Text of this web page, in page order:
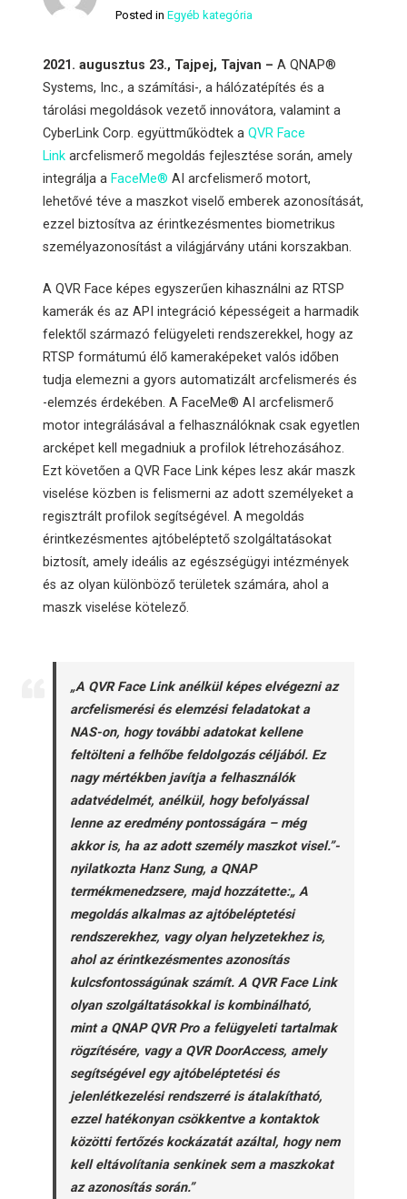
Posted inEgyéb kategória
2021. augusztus 23., Tajpej, Tajvan – A QNAP®
Systems, Inc., a számítási-, a hálózatépítés és a
tárolási megoldások vezető innovátora, valamint a
CyberLink Corp. együttműködtek aQVR Face
Link arcfelismerő megoldás fejlesztése során, amely
integrálja a FaceMe® AI arcfelismerő motort,
lehetővé téve a maszkot viselő emberek azonosítását,
ezzel biztosítva az érintkezésmentes biometrikus
személyazonosítást a világjárvány utáni korszakban.
A QVR Face képes egyszerűen kihasználni az RTSP
kamerák és az API integráció képességeit a harmadik
felektől származó felügyeleti rendszerekkel, hogy az
RTSP formátumú élő kameraképeket valós időben
tudja elemezni a gyors automatizált arcfelismerés és
-elemzés érdekében. A FaceMe® AI arcfelismerő
motor integrálásával a felhasználóknak csak egyetlen
arcképet kell megadniuk a profilok létrehozásához.
Ezt követően a QVR Face Link képes lesz akár maszk
viselése közben is felismerni az adott személyeket a
regisztrált profilok segítségével. A megoldás
érintkezésmentes ajtóbeléptető szolgáltatásokat
biztosít, amely ideális az egészségügyi intézmények
és az olyan különböző területek számára, ahol a
maszk viselése kötelező.
„A QVR Face Link anélkül képes elvégezni az
arcfelismerési és elemzési feladatokat a
NAS-on, hogy további adatokat kellene
feltölteni a felhőbe feldolgozás céljából. Ez
nagy mértékben javítja a felhasználók
adatvédelmét, anélkül, hogy befolyással
lenne az eredmény pontosságára – még
akkor is, ha az adott személy maszkot visel.”-
nyilatkozta Hanz Sung, a QNAP
termékmenedzsere, majd hozzátette:„ A
megoldás alkalmas az ajtóbeléptetési
rendszerekhez, vagy olyan helyzetekhez is,
ahol az érintkezésmentes azonosítás
kulcsfontosságúnak számít. A QVR Face Link
olyan szolgáltatásokkal is kombinálható,
mint a QNAP QVR Pro a felügyeleti tartalmak
rögzítésére, vagy a QVR DoorAccess, amely
segítségével egy ajtóbeléptetési és
jelenlétkezelési rendszerré is átalakítható,
ezzel hatékonyan csökkentve a kontaktok
közötti fertőzés kockázatát azáltal, hogy nem
kell eltávolítania senkinek sem a maszkokat
az azonosítás során.”